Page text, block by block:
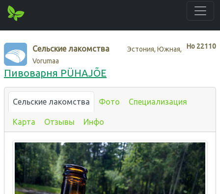
Нo 22110
Сельские лакомства
Эстония, Южная,
Vorumaa
Пивоварня PÜHAJÕE
Сельские лакомства Фото Специализация
Карта Отзывы Инфо